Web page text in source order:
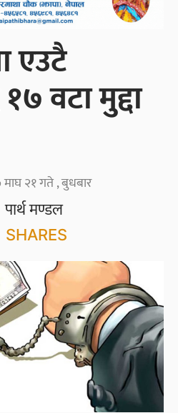
एउटै
वटा मुद्दा
पार्थ मण्डल
२१ गते , बुधबार
SHARES